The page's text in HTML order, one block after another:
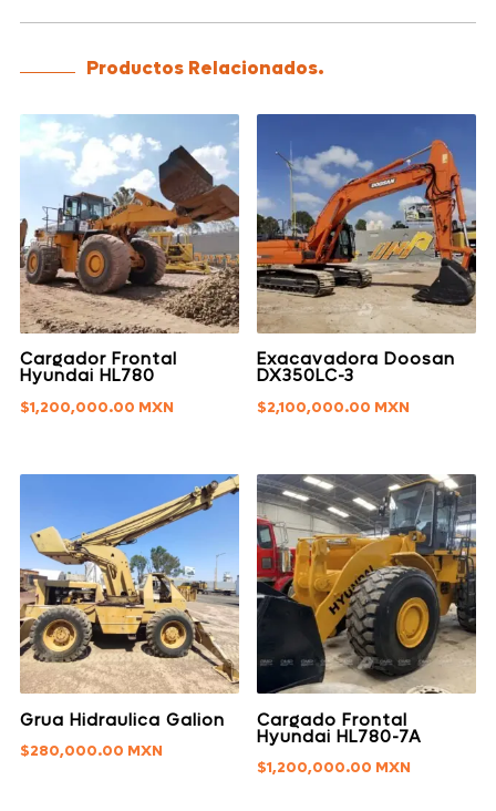
Productos Relacionados.
Cargador Frontal
Hyundai HL780
$1,200,000.00
Exacavadora Doosan
DX350LC-3
$2,100,000.00
Grua Hidraulica Galion
$280,000.00
Cargado Frontal
Hyundai HL780-7A
$1,200,000.00